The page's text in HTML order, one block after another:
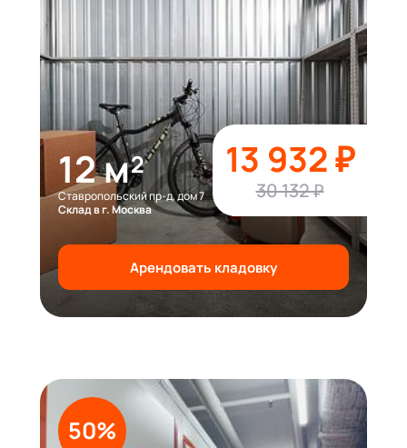
12 м²
Ставропольский пр-д, дом 7
Склад в г. Москва
13 932 ₽
30 132 ₽
Арендовать кладовку
50%